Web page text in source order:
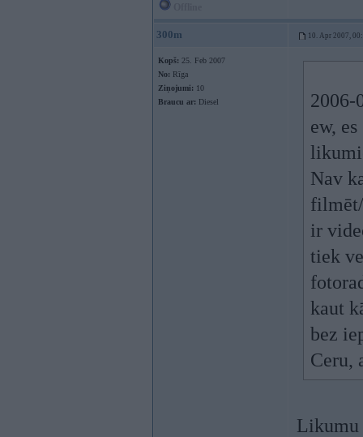
300m 10. Apr 2007,
Kopš: 25. Feb 2007
No: Rīga
Ziņojumi: 10
Braucu ar: Diesel
2006-
ew,
Nav
ir
tiek
kaut
bez
Ceru,
Likumu